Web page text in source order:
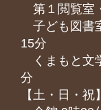
第１閲覧室
子ども
15分
くまもと⽂
分
【土・日・祝】